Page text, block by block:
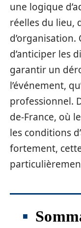
une logique
réelles du lieu,
d’anticiper les
garantir un
l’événement,
professionnel.
de-France, où
les conditions
fortement,